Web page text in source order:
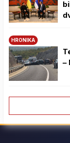
HRONIKA
–